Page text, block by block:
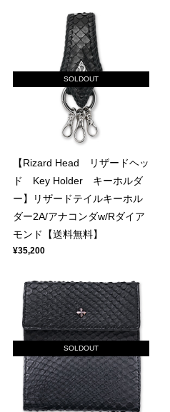
SOLDOUT
【Rizard Head リザードヘッ
ド Key Holder キーホルダ
ー】リザードテイルキーホル
ダー2A/アナコンダw/Rダイア
モンド【送料無料】
¥35,200
SOLDOUT